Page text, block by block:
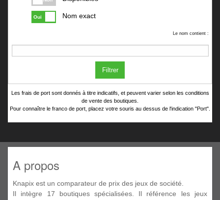
Oui Nom exact
Le nom contient :
Filtrer
Les frais de port sont donnés à titre indicatifs, et peuvent varier selon les conditions
de vente des boutiques.
Pour connaître le franco de port, placez votre souris au dessus de l'indication "Port".
A propos
Knapix est un comparateur de prix des jeux de société.
Il intègre 17 boutiques spécialisées. Il référence les jeux